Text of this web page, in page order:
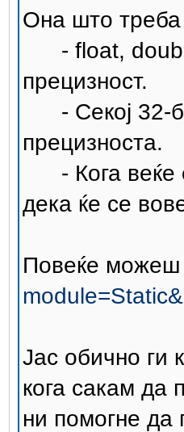
Она што
- float,
прецизност.
- Секој 32-
прецизноста.
- Кога веќе
дека ќе се
Повеќе можеш
Јас обично ги
кога сакам да
ни помогне да